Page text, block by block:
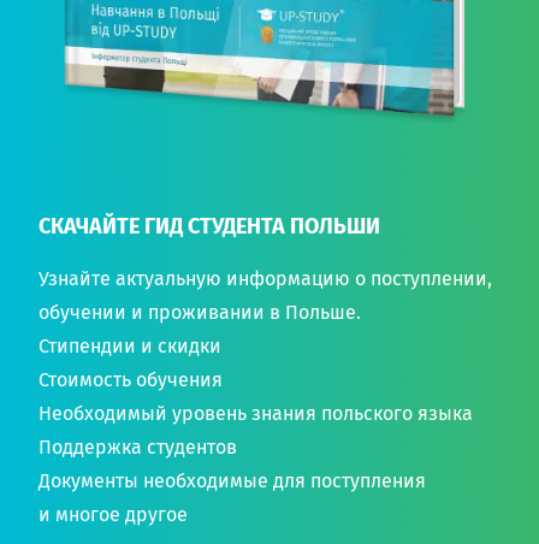
СКАЧАЙТЕ ГИД СТУДЕНТА ПОЛЬШИ
Узнайте актуальную информацию о поступлении,
обучении и проживании в Польше.
Стипендии и скидки
Стоимость обучения
Необходимый уровень знания польского языка
Поддержка студентов
Документы необходимые для поступления
и многое другое